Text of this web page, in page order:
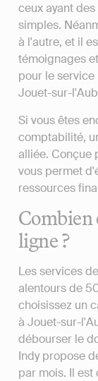
ceux ayant
simples.
à l'autre, et il
témoignages
pour le
Jouet-sur-
Si vous êtes
comptabilité,
alliée. Conçue
vous permet
ressources
Combien
ligne ?
Les services
alentours de
choisissez un
à Jouet-sur-
débourser le
Indy propose
par mois. Il